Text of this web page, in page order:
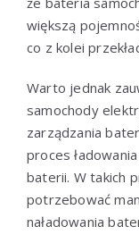
większą
co z kolei
Warto jednak
samochody
zarządzania
proces
baterii. W takich
potrzebować
naładowania